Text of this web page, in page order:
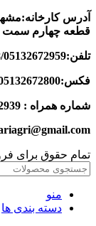
آدرس
قطعه چهارم
تلفن:05132672957/05132672958/05132672959
فکس:05132672800
شماره همراه : 09153592939 / 09128602815/ 09151824378
تمام حقوق برای
منو
دسته بندی ها